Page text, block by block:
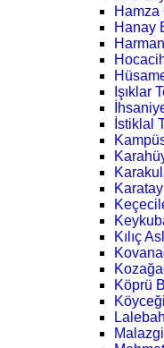
Hamza
Hanay
Işıklar
İstiklal
Kılıç
Köprü